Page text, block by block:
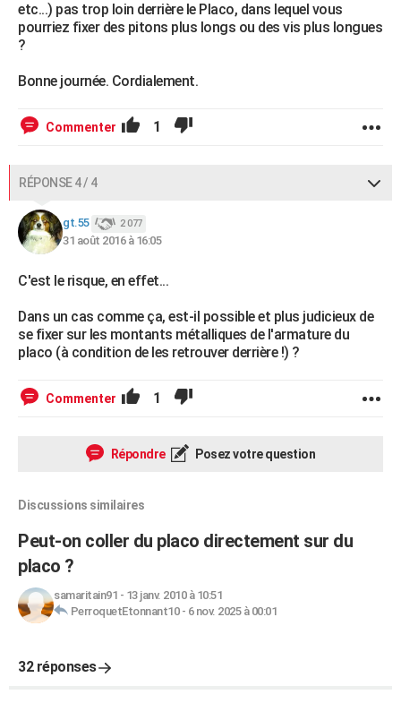
etc...) pas trop loin derrière le Placo, dans lequel vous
pourriez fixer des pitons plus longs ou des vis plus longues
?
Bonne journée. Cordialement.
Commenter 1
RÉPONSE 4 / 4
gt.55 2 077
31 août 2016 à 16:05
C'est le risque, en effet...
Dans un cas comme ça, est-il possible et plus judicieux de
se fixer sur les montants métalliques de l'armature du
placo (à condition de les retrouver derrière !) ?
Commenter 1
Répondre Posez votre question
Discussions similaires
Peut-on coller du placo directement sur du
placo ?
samaritain91 - 13 janv. 2010 à 10:51
PerroquetEtonnant10- 6 nov. 2025 à 00:01
32 réponses